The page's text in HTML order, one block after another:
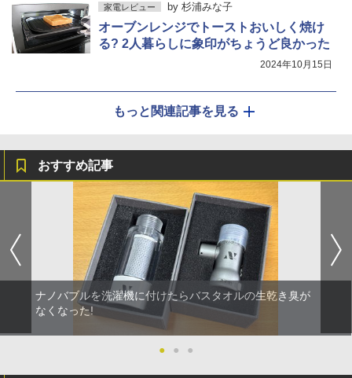
家電レビュー by 杉浦みな子
オーブンレンジでトーストおいしく焼け
る? 2人暮らしに象印がちょうど良かった
2024年10月15日
もっと関連記事を見る
おすすめ記事
ナノバブルを洗濯機に付けたらバスタオルの生乾き臭が
なくなった!
● ● ●